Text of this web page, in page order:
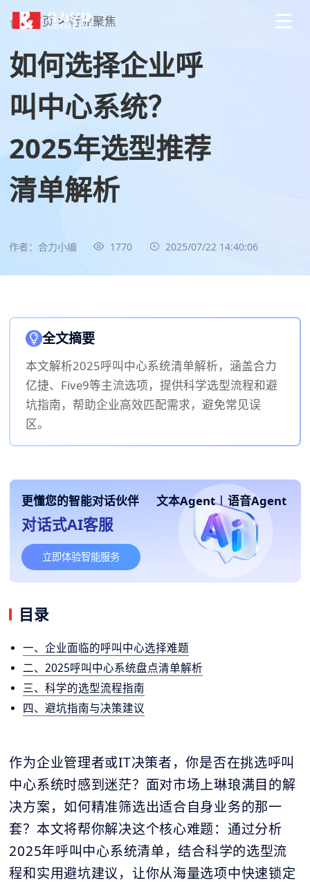
首页 > 行业聚焦
如何选择企业呼
叫中心系统？
2025年选型推荐
清单解析
作者：合力小编 1770 2025/07/22 14:40:06
全文摘要
本文解析2025呼叫中心系统清单解析，涵盖合力
亿捷、Five9等主流选项，提供科学选型流程和避
坑指南，帮助企业高效匹配需求，避免常见误
区。
更懂您的智能对话伙伴 文本Agent | 语音Agent
对话式AI客服
立即体验智能服务
目录
一、企业面临的呼叫中心选择难题
二、2025呼叫中心系统盘点清单解析
三、科学的选型流程指南
四、避坑指南与决策建议
作为企业管理者或IT决策者，你是否在挑选呼叫
中心系统时感到迷茫？面对市场上琳琅满目的解
决方案，如何精准筛选出适合自身业务的那一
套？本文将帮你解决这个核心难题：通过分析
2025年呼叫中心系统清单，结合科学的选型流
程和实用避坑建议，让你从海量选项中快速锁定